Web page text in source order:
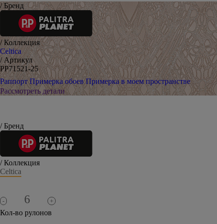
/ Бренд
/ Коллекция
Celtica
/ Артикул
PP71521-25
Раппорт Примерка обоев Примерка в моем пространстве
Рассмотреть детали
/ Бренд
/ Коллекция
Celtica
- +
Кол-во рулонов